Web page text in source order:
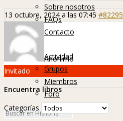
Sobre nosotros
FAQs
Contacto
Hislibreños
Actividad
Grupos
Miembros
Foro
13 octubre, 2024 a las 07:45 #82295
Anónimo
Invitado
Encuentra libros
Categorías